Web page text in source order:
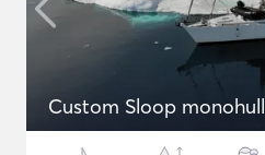
Custom Sloop monohull